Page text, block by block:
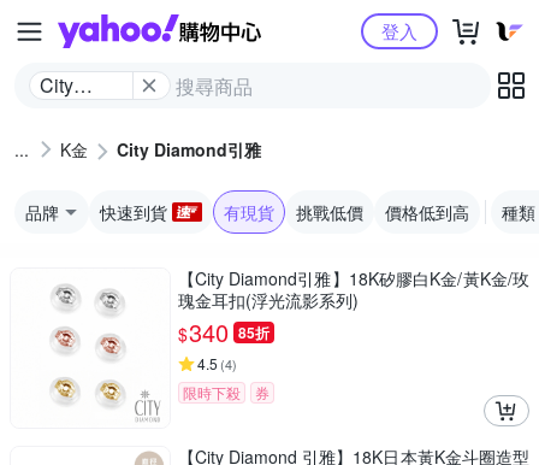
Yahoo購物中心
City
引雅
登入
K金 City Diamond引雅
品牌 快速到貨 有現貨 挑戰低價 價格低到高 種類
【City Diamond引雅】18K矽膠白K金/黃K金/玫
瑰金耳扣(浮光流影系列)
$340 85折
4.5 (4)
限時下殺 券
【City Diamond 引雅】18K日本黃K金斗圈造型